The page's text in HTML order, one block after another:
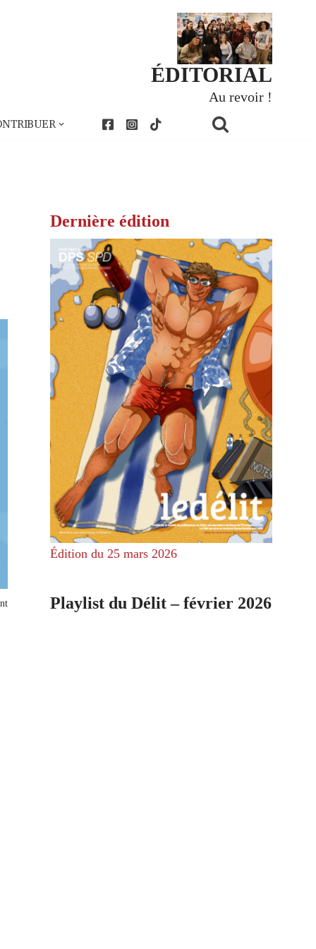
ÉDITORIAL
Au revoir !
Dernière édition
Édition du 25 mars 2026
Playlist du Délit – février 2026